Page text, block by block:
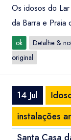
Os idosos do
da Barra e Praia
ok
Detalhe &
original
14 Jul
instalações